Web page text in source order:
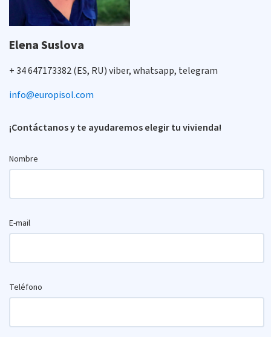
Elena Suslova
+ 34 647173382 (ES, RU) viber, whatsapp, telegram
info@europisol.com
¡Contáctanos y te ayudaremos elegir tu vivienda!
Nombre
E-mail
Teléfono